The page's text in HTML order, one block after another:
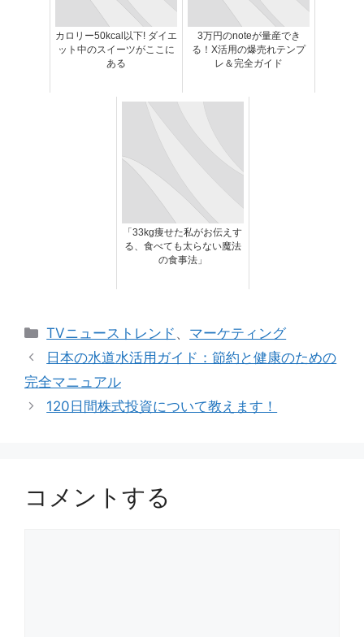
カロリー50kcal以下! ダイエ
ット中のスイーツがここに
ある
3万円のnoteが量産でき
る！X活用の爆売れテンプ
レ＆完全ガイド
「33kg痩せた私がお伝えす
る、食べても太らない魔法
の食事法」
カ
テ
リ
ー
TVニューストレンド 、 マーケティング
日本の水道水活用ガイド：節約と健康のための
完全マニュアル
120日間株式投資について教えます！
コメントする